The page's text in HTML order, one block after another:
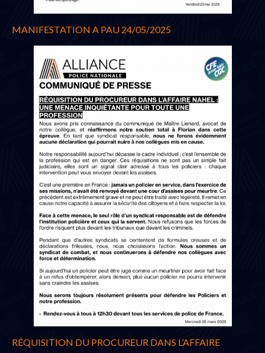
MANIFESTATION A PAU 24/05/2025
RÉQUISITION DU PROCUREUR DANS L’AFFAIRE